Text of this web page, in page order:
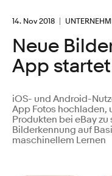
14. Nov 2018
Neue
App
iOS- und Android-
App Fotos hochladen,
Produkten bei eBay
Bilderkennung auf
maschinellem Lernen